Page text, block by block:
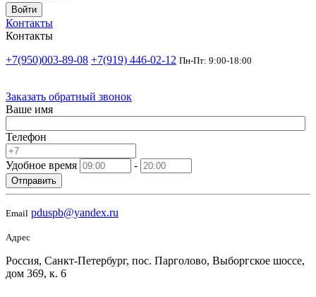
Войти
Контакты
Контакты
+7(950)003-89-08 +7(919) 446-02-12 Пн-Пт: 9:00-18:00
Заказать обратный звонок
Ваше имя
Телефон
Удобное время -
Отправить
Email pduspb@yandex.ru
Адрес
Россия, Санкт-Петербург, пос. Парголово, Выборгское шоссе,
дом 369, к. 6